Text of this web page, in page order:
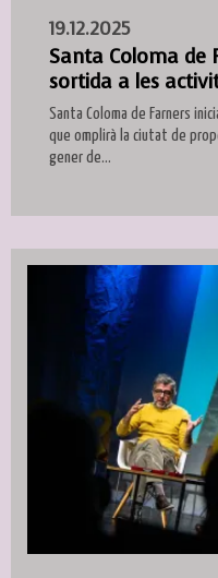
19.12.2025
Santa Coloma de
sortida a les
Santa Coloma de Farners
que omplirà la ciutat de
gener de...